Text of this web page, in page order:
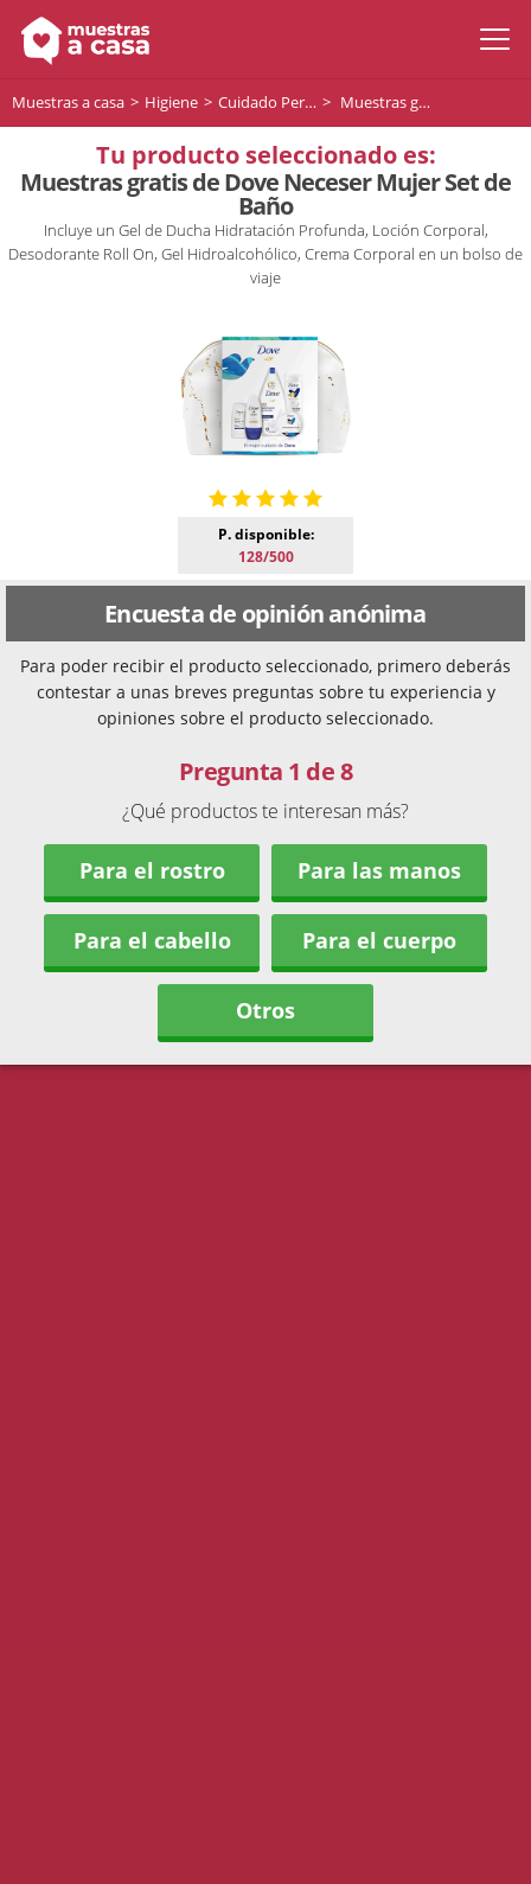
Muestras a casa Higiene Cuidado Personal Muestras gratis de Dove Neceser Mujer Set de Baño
Tu producto seleccionado es:
Muestras gratis de Dove Neceser Mujer Set de
Baño
Incluye un Gel de Ducha Hidratación Profunda, Loción Corporal,
Desodorante Roll On, Gel Hidroalcohólico, Crema Corporal en un bolso de
viaje
P. disponible:
128/500
Encuesta de opinión anónima
Para poder recibir el producto seleccionado, primero deberás
contestar a unas breves preguntas sobre tu experiencia y
opiniones sobre el producto seleccionado.
Pregunta 1 de 8
¿Qué productos te interesan más?
Para el rostro Para las manos
Para el cabello Para el cuerpo
Otros